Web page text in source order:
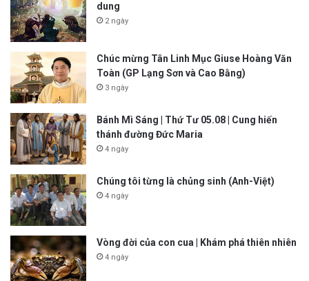
dung
2 ngày
Chúc mừng Tân Linh Mục Giuse Hoàng Văn
Toàn (GP Lạng Sơn và Cao Bằng)
3 ngày
Bánh Mì Sáng | Thứ Tư 05.08 | Cung hiến
thánh đường Đức Maria
4 ngày
Chúng tôi từng là chủng sinh (Anh-Việt)
4 ngày
Vòng đời của con cua | Khám phá thiên nhiên
4 ngày